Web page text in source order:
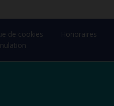
de cookies
Honoraires